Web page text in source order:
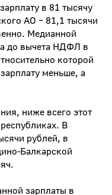
в 81 тысячу
АО – 81,1 тысячи
Медианной
до вычета НДФЛ в
которой
меньше, а
ниже всего этот
В
рублей, в
Балкарской
зарплаты в